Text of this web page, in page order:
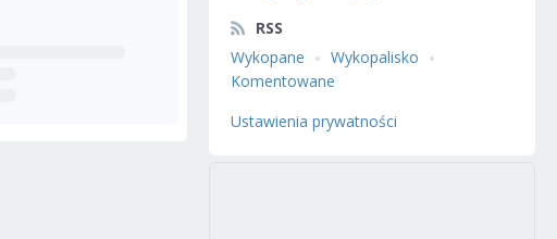
RSS
Wykopane
Wykopalisko
Komentowane
Ustawienia prywatności